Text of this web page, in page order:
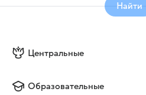
Найти
Центральные
Образовательные